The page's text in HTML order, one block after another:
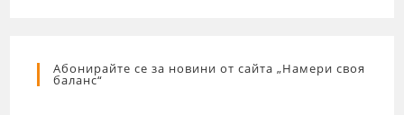
Абонирайте се за новини от сайта „Намери своя
баланс“